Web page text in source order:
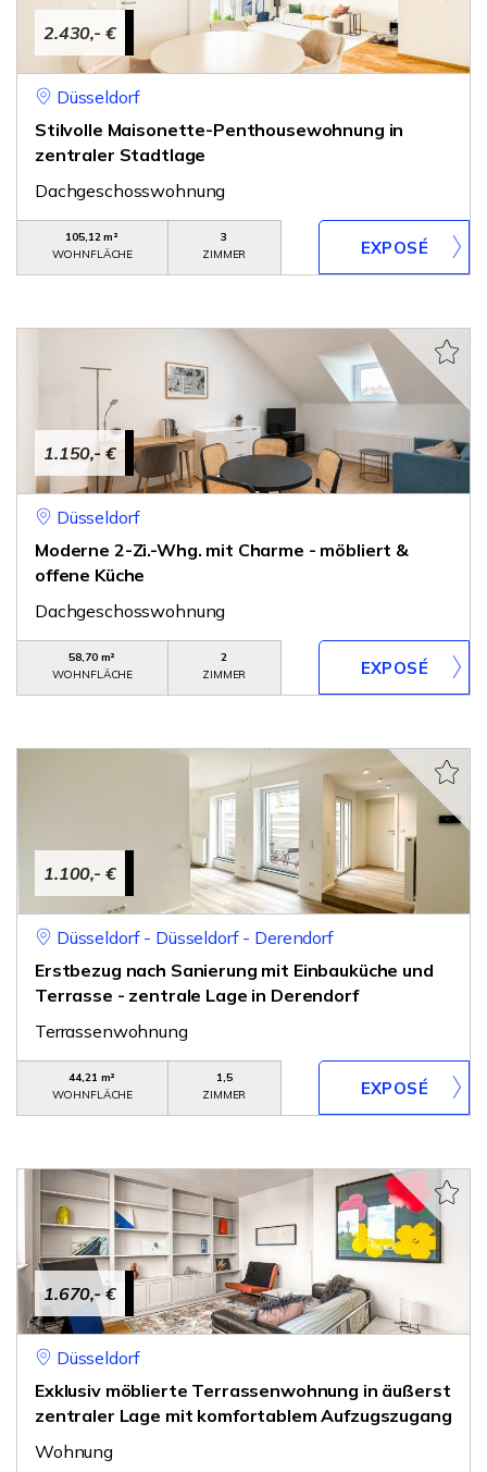
2.430,- €
Düsseldorf
Stilvolle Maisonette-Penthousewohnung in
zentraler Stadtlage
Dachgeschosswohnung
105,12 m²
WOHNFLÄCHE
3
ZIMMER
1.150,- €
Düsseldorf
Moderne 2-Zi.-Whg. mit Charme - möbliert &
offene Küche
Dachgeschosswohnung
58,70 m²
WOHNFLÄCHE
2
ZIMMER
1.100,- €
Düsseldorf - Düsseldorf - Derendorf
Erstbezug nach Sanierung mit Einbauküche und
Terrasse - zentrale Lage in Derendorf
Terrassenwohnung
44,21 m²
WOHNFLÄCHE
1,5
ZIMMER
1.670,- €
Düsseldorf
Exklusiv möblierte Terrassenwohnung in äußerst
zentraler Lage mit komfortablem Aufzugszugang
Wohnung